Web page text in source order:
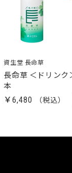
資生堂 長命草
長命草 ＜ドリンク
本
￥6,480